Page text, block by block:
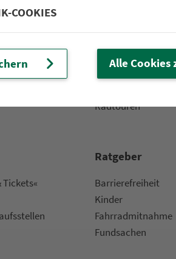
Wandern
Radtouren
Tickets«
Rat­ge­ber
Bar­ri­e­re­frei­heit
Kinder
Fahr­rad­mit­nah­me
Fund­sachen
COOKIES
Alle Cookies